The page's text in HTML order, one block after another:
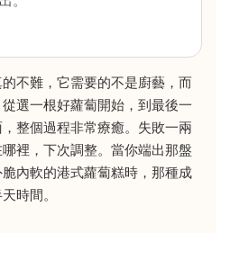
不難，它需要的不是廚藝，而
選一根好蘿蔔開始，到最後一
整個過程非常療癒。失敗一兩
裡，下次調整。當你端出那盤
內軟的港式蘿蔔糕時，那種成
時間。